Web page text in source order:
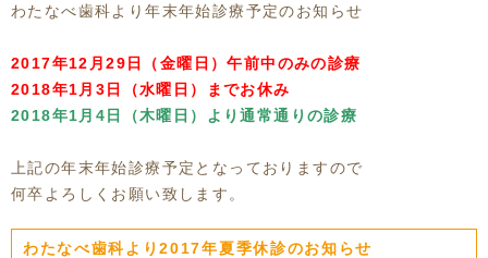
わたなべ歯科より年末年始診療予定のお知らせ
2017年12月29日（金曜日）午前中のみの診療
2018年1月3日（水曜日）までお休み
2018年1月4日（木曜日）より通常通りの診療
上記の年末年始診療予定となっておりますので
何卒よろしくお願い致します。
わたなべ歯科より2017年夏季休診のお知らせ